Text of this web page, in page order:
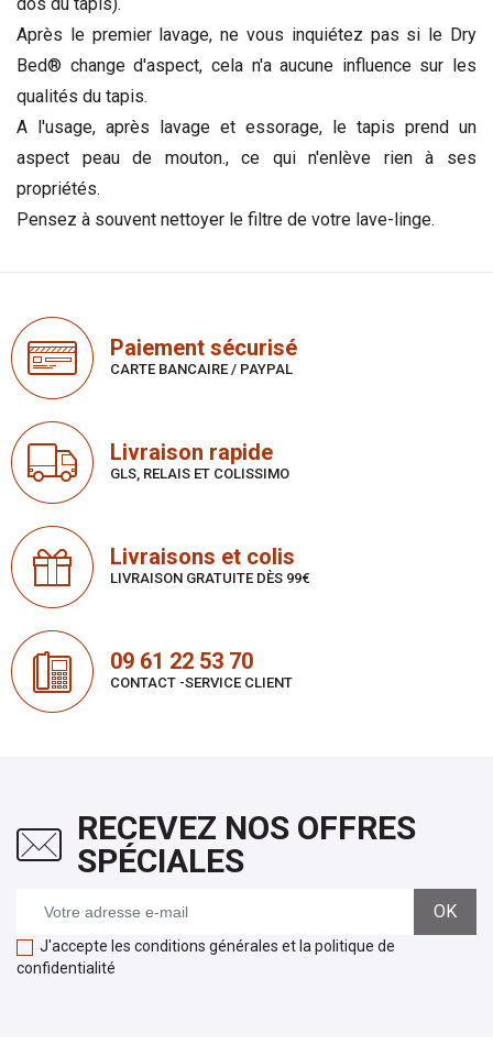
Après le premier lavage, ne vous inquiétez pas si le Dry
Bed® change d'aspect, cela n'a aucune influence sur les
qualités du tapis.
A l'usage, après lavage et essorage, le tapis prend un
aspect peau de mouton., ce qui n'enlève rien à ses
propriétés.
Pensez à souvent nettoyer le filtre de votre lave-linge.
Paiement sécurisé
CARTE BANCAIRE / PAYPAL
Livraison rapide
GLS, RELAIS ET COLISSIMO
Livraisons et colis
LIVRAISON GRATUITE DÈS 99€
09 61 22 53 70
CONTACT -SERVICE CLIENT
RECEVEZ NOS OFFRES
SPÉCIALES
J'accepte les conditions générales et la politique de
confidentialité